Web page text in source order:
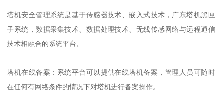
塔机安全管理系统是基于传感器技术、嵌入式技术，广东塔机黑匣
子系统，数据采集技术、数据处理技术、无线传感网络与远程通信
技术相融合的系统平台。
塔机在线备案：系统平台可以提供在线塔机备案，管理人员可随时
在任何有网络条件的情况下对塔机进行备案操作。